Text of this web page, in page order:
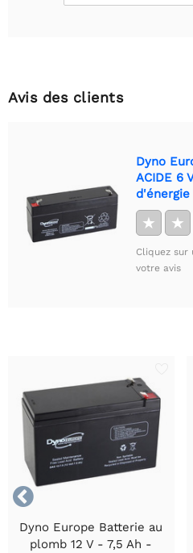
Avis des clients
Dyno
ACIDE 6
★ ★
Cliquez sur
votre avis

Dyno Europe Batterie au
plomb 12 V - 7,5 Ah -